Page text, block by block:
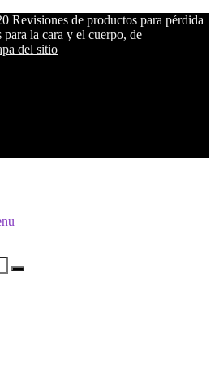
Revisiones de productos para pérdida
para la cara y el cuerpo, de
del sitio